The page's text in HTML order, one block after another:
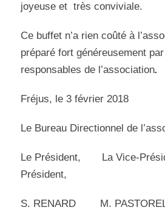
joyeuse et très conviviale.
Ce buffet n’a rien coûté à
préparé fort généreusement
responsables de l’association.
Fréjus, le 3 février 2018
Le Bureau Directionnel de
Le Président, La Vice-
Président,
S. RENARD M.